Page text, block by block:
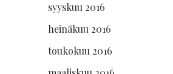
syyskuu 2016
heinäkuu 2016
toukokuu 2016